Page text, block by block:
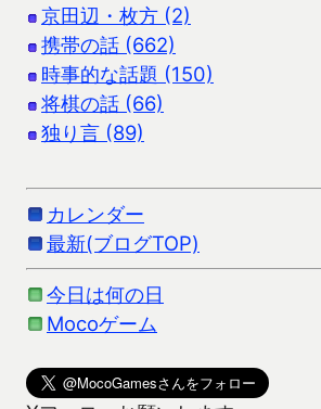
京田辺・枚方 (2)
携帯の話 (662)
時事的な話題 (150)
将棋の話 (66)
独り言 (89)
カレンダー
最新(ブログTOP)
今日は何の日
Mocoゲーム